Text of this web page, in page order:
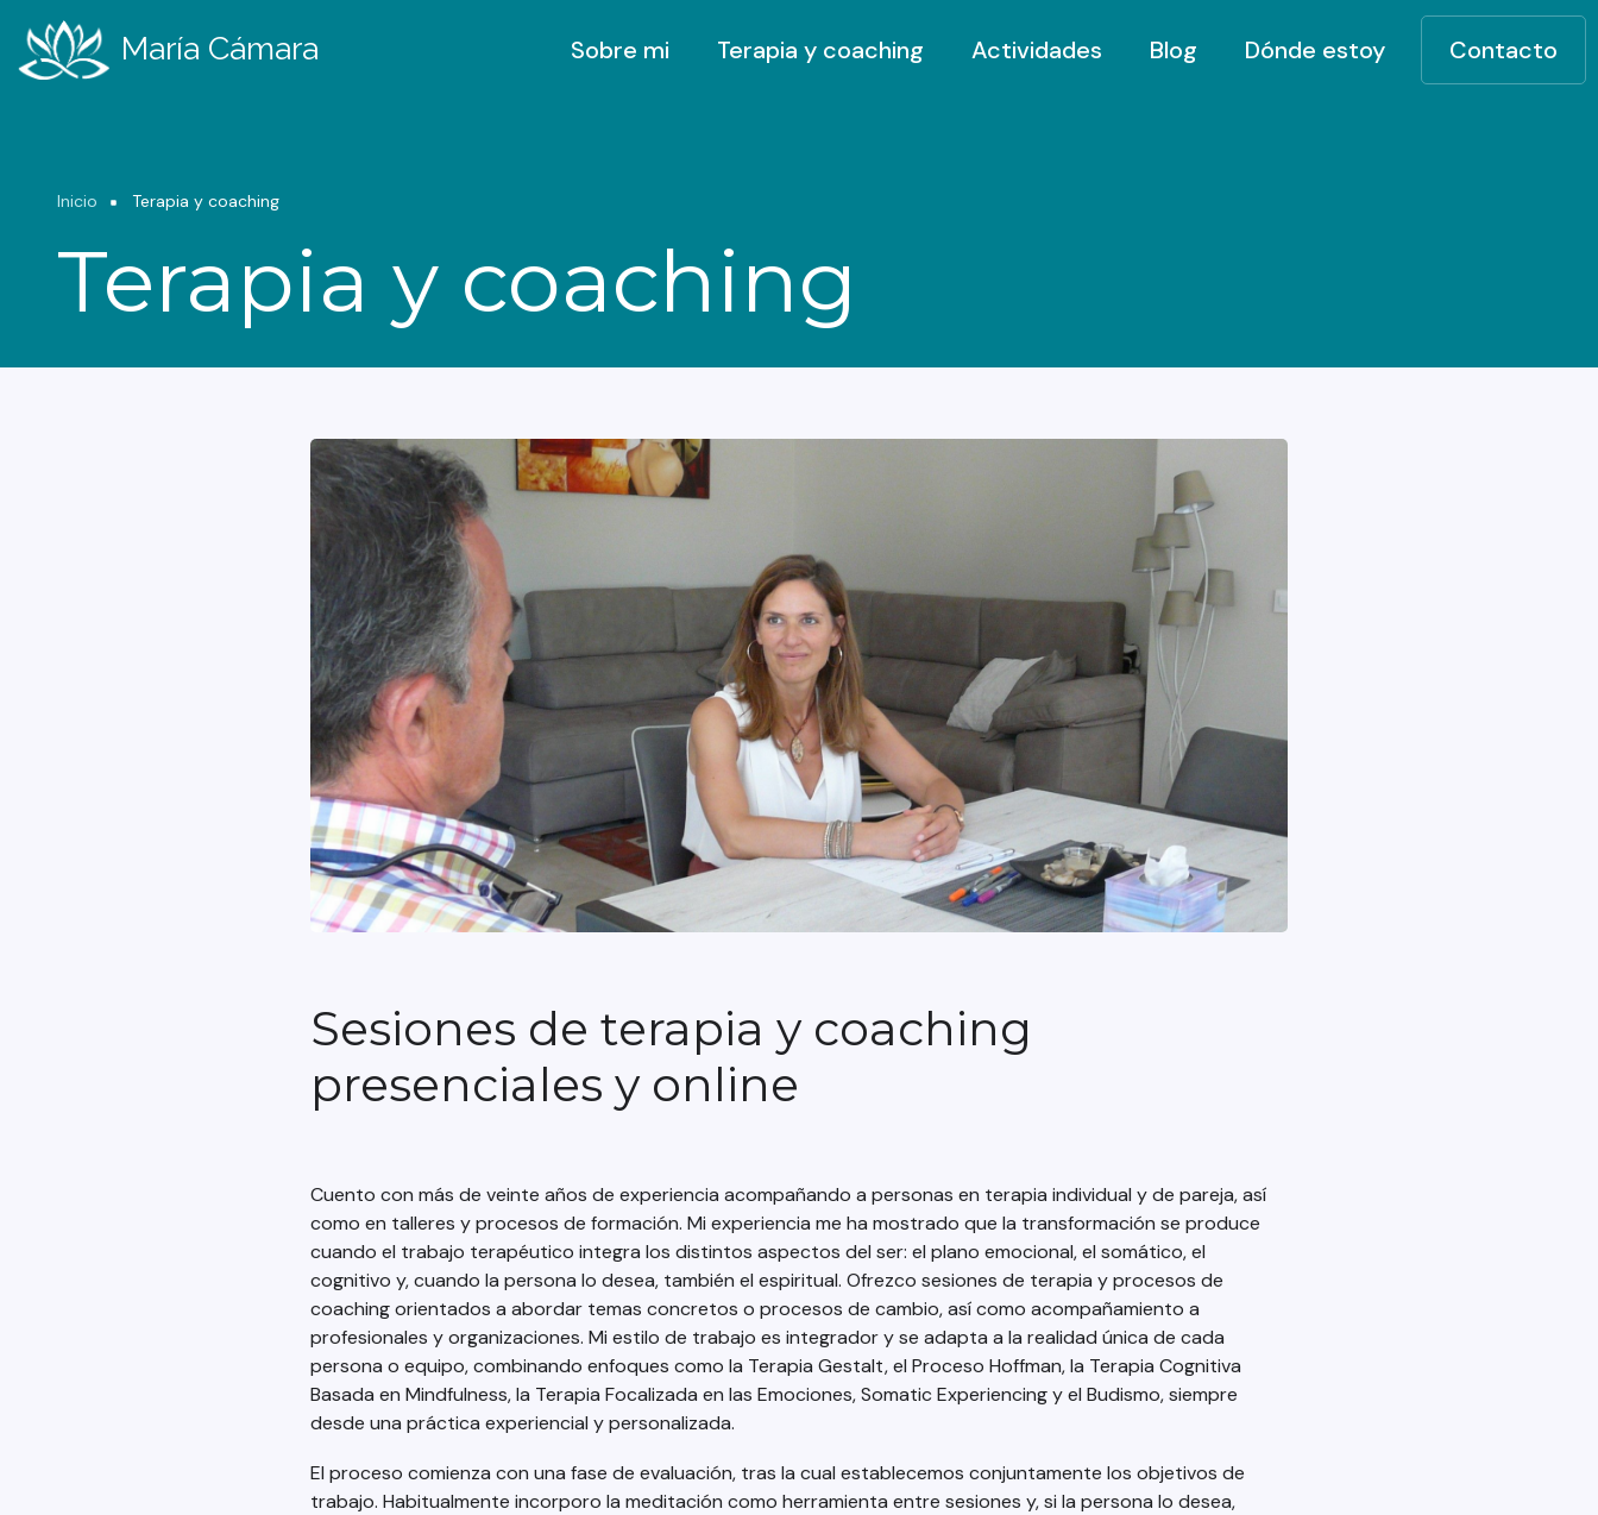
contenido
María Cámara Sobre mi Terapia y coaching Actividades Blog Dónde estoy Contacto
Ruta
de
navegación
Inicio Terapia y coaching
Terapia y coaching
Sesiones de terapia y coaching
presenciales y online
Cuento con más de veinte años de experiencia acompañando a personas en terapia individual y de pareja, así
como en talleres y procesos de formación. Mi experiencia me ha mostrado que la transformación se produce
cuando el trabajo terapéutico integra los distintos aspectos del ser: el plano emocional, el somático, el
cognitivo y, cuando la persona lo desea, también el espiritual. Ofrezco sesiones de terapia y procesos de
coaching orientados a abordar temas concretos o procesos de cambio, así como acompañamiento a
profesionales y organizaciones. Mi estilo de trabajo es integrador y se adapta a la realidad única de cada
persona o equipo, combinando enfoques como la Terapia Gestalt, el Proceso Hoffman, la Terapia Cognitiva
Basada en Mindfulness, la Terapia Focalizada en las Emociones, Somatic Experiencing y el Budismo, siempre
desde una práctica experiencial y personalizada.
El proceso comienza con una fase de evaluación, tras la cual establecemos conjuntamente los objetivos de
trabajo. Habitualmente incorporo la meditación como herramienta entre sesiones y, si la persona lo desea,